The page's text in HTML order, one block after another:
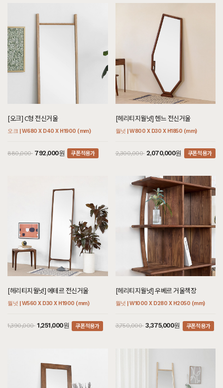
[오크] C형 전신거울
오크 | W680 X D40 X H1900 (mm)
880,000 792,000원 쿠폰적용가
[헤리티지월넛] 헨느 전신거울
월넛 | W800 X D30 X H1850 (mm)
2,300,000 2,070,000원 쿠폰적용가
[헤리티지월넛] 에테르 전신거울
월넛 | W560 X D30 X H1900 (mm)
1,390,000 1,251,000원 쿠폰적용가
[헤리티지월넛] 우베르 거울책장
월넛 | W1000 X D280 X H2050 (mm)
3,750,000 3,375,000원 쿠폰적용가